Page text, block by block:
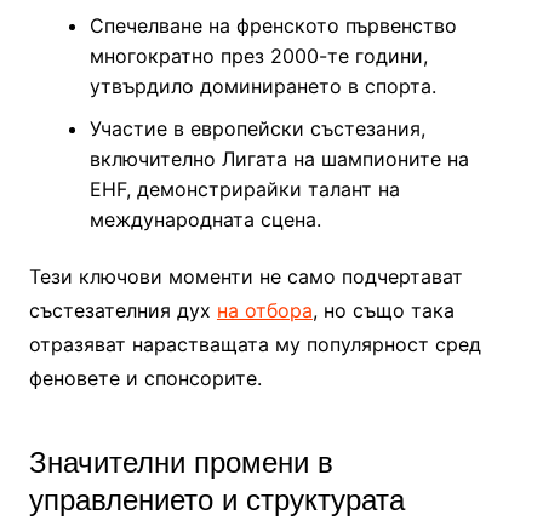
Спечелване на френското първенство
многократно през 2000-те години,
утвърдило доминирането в спорта.
Участие в европейски състезания,
включително Лигата на шампионите на
EHF, демонстрирайки талант на
международната сцена.
Тези ключови моменти не само подчертават
състезателния дух на отбора, но също така
отразяват нарастващата му популярност сред
феновете и спонсорите.
Значителни промени в
управлението и структурата